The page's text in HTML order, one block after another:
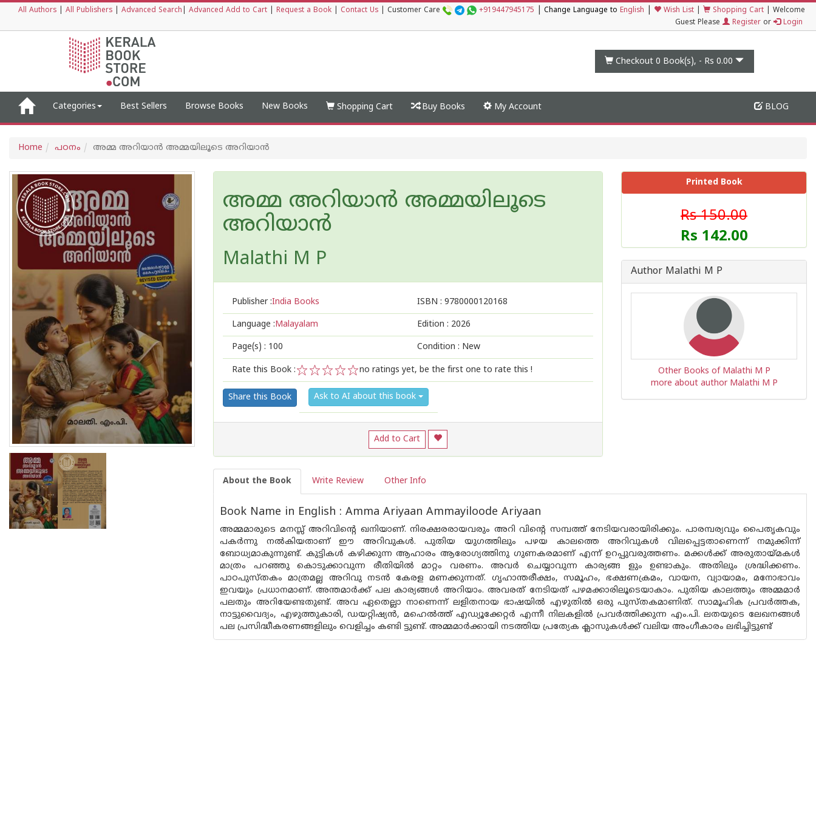
All Authors All Publishers Advanced Search Advanced Add to Cart Request a Book Contact Us Customer Care +919447945175 Change Language to English Wish List Shopping Cart
Welcome
Guest Please
Register or Login
Checkout 0 Book(s), - Rs 0.00
Categories Best Sellers Browse Books New Books Shopping Cart Buy Books My Account BLOG
Home പഠനം അമ്മ അറിയാൻ അമ്മയിലൂടെ അറിയാൻ
അമ്മ അറിയാൻ അമ്മയിലൂടെ
അറിയാൻ
Malathi M P
Publisher :India Books ISBN : 9780000120168
Language :Malayalam Edition : 2026
Page(s) : 100 Condition : New
Rate this Book :
5
4
3
2
1
no ratings yet, be the first one to rate this !
Share this Book Ask to AI about this book
Add to Cart
Printed Book
Rs 150.00
Rs 142.00
Author Malathi M P
Other Books of Malathi M P
more about author Malathi M P
About the Book Write Review Other Info
Book Name in English : Amma Ariyaan Ammayiloode Ariyaan
അമ്മമാരുടെ മനസ്സ് അറിവിൻ്റെ ഖനിയാണ്. നിരക്ഷരരായവരും അറി വിന്റെ സമ്പത്ത് നേടിയവരായിരിക്കും. പാരമ്പര്യവും പൈതൃകവും
പകർന്നു നൽകിയതാണ് ഈ അറിവുകൾ. പുതിയ യുഗത്തിലും പഴയ കാലത്തെ അറിവുകൾ വിലപ്പെട്ടതാണെന്ന് നമുക്കിന്ന്
ബോധ്യമാകുന്നുണ്ട്. കുട്ടികൾ കഴിക്കുന്ന ആഹാരം ആരോഗ്യത്തിനു ഗുണകരമാണ് എന്ന് ഉറപ്പുവരുത്തണം. മക്കൾക്ക് അരുതായ്മകൾ
മാത്രം പറഞ്ഞു കൊടുക്കാവുന്ന രീതിയിൽ മാറ്റം വരണം. അവർ ചെയ്യാവുന്ന കാര്യങ്ങ ളും ഉണ്ടാകും. അതിലും ശ്രദ്ധിക്കണം.
പാഠപുസ്തകം മാത്രമല്ല അറിവു നടൻ കേരള മണക്കുന്നത്. ഗൃഹാന്തരീക്ഷം, സമൂഹം, ഭക്ഷണക്രമം, വായന, വ്യായാമം, മനോഭാവം
ഇവയും പ്രധാനമാണ്. അന്തമാർക്ക് പല കാര്യങ്ങൾ അറിയാം. അവരത് നേടിയത് പഴമക്കാരിലൂടെയാകാം. പുതിയ കാലത്തും അമ്മമാർ
പലതും അറിയേണ്ടതുണ്ട്. അവ ഏതെല്ലാ നാണെന്ന് ലളിതനായ ഭാഷയിൽ എഴുതിൽ ഒരു പുസ്തകമാണിത്. സാമൂഹിക പ്രവർത്തക,
നാട്ടുവൈദ്യം, എഴുത്തുകാരി, ഡയറ്റിഷ്യൻ, മഹെൽത്ത് എഡ്യൂക്കേറ്റർ എന്നീ നിലകളിൽ പ്രവർത്തിക്കുന്ന എം.പി. ലതയുടെ ലേഖനങ്ങൾ
പല പ്രസിദ്ധീകരണങ്ങളിലും വെളിച്ചം കണ്ടി ട്ടുണ്ട്. അമ്മമാർക്കായി നടത്തിയ പ്രത്യേക ക്ലാസുകൾക്ക് വലിയ അംഗീകാരം ലഭിച്ചിട്ടുണ്ട്